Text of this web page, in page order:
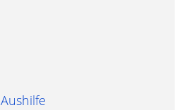
Aushilfe